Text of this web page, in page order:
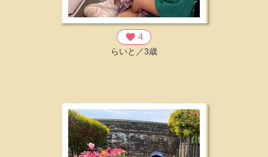
favorite 4
らいと／3歳